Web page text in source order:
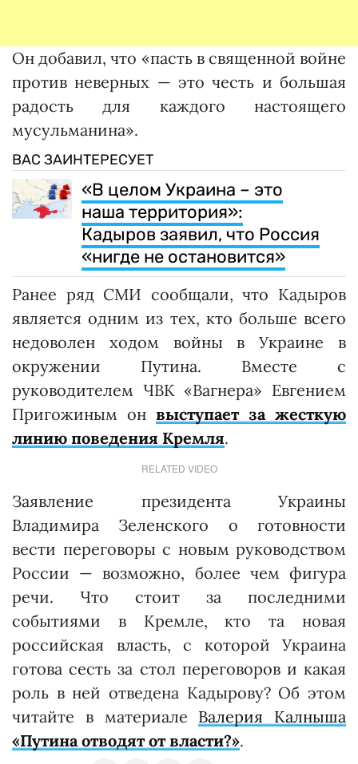
Он добавил, что «пасть в священной войне
против неверных — это честь и большая
радость для каждого настоящего
мусульманина».
ВАС ЗАИНТЕРЕСУЕТ
«В целом Украина – это
наша территория»:
Кадыров заявил, что Россия
«нигде не остановится»
Ранее ряд СМИ сообщали, что Кадыров
является одним из тех, кто больше всего
недоволен ходом войны в Украине в
окружении Путина. Вместе с
руководителем ЧВК «Вагнера» Евгением
Пригожиным он выступает за жесткую
линию поведения Кремля.
RELATED VIDEO
Заявление президента Украины
Владимира Зеленского о готовности
вести переговоры с новым руководством
России — возможно, более чем фигура
речи. Что стоит за последними
событиями в Кремле, кто та новая
российская власть, с которой Украина
готова сесть за стол переговоров и какая
роль в ней отведена Кадырову? Об этом
читайте в материале Валерия Калныша
«Путина отводят от власти?».